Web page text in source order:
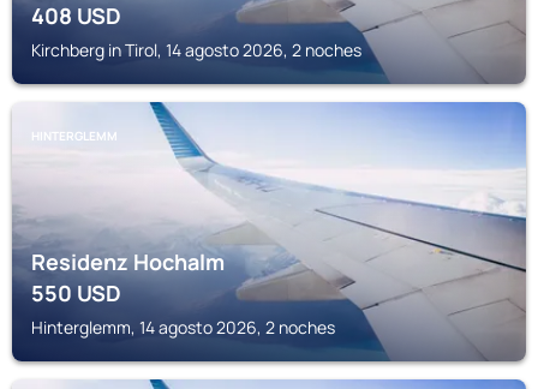
408USD
Kirchberg in Tirol, 14 agosto 2026, 2 noches
HINTERGLEMM
Residenz Hochalm
550USD
Hinterglemm, 14 agosto 2026, 2 noches